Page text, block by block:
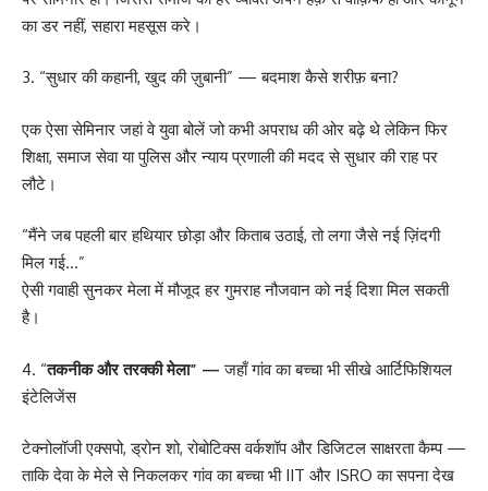
का डर नहीं, सहारा महसूस करे।
3. “सुधार की कहानी, खुद की ज़ुबानी” — बदमाश कैसे शरीफ़ बना?
एक ऐसा सेमिनार जहां वे युवा बोलें जो कभी अपराध की ओर बढ़े थे लेकिन फिर
शिक्षा, समाज सेवा या पुलिस और न्याय प्रणाली की मदद से सुधार की राह पर
लौटे।
“मैंने जब पहली बार हथियार छोड़ा और किताब उठाई, तो लगा जैसे नई ज़िंदगी
मिल गई…”
ऐसी गवाही सुनकर मेला में मौजूद हर गुमराह नौजवान को नई दिशा मिल सकती
है।
4. “तकनीक और तरक्की मेला” — जहाँ गांव का बच्चा भी सीखे आर्टिफिशियल
इंटेलिजेंस
टेक्नोलॉजी एक्सपो, ड्रोन शो, रोबोटिक्स वर्कशॉप और डिजिटल साक्षरता कैम्प —
ताकि देवा के मेले से निकलकर गांव का बच्चा भी IIT और ISRO का सपना देख